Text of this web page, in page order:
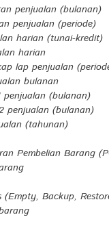
penjualan (bulanan)
penjualan (periode)
harian (tunai-kredit)
harian
lap penjualan
bulanan
penjualan (bulanan)
penjualan (bulanan)
(tahunan)
Pembelian Barang
(Empty, Backup,